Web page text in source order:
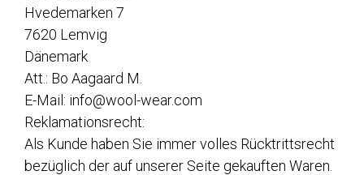
Hvedemarken 7
7620 Lemvig
Dänemark
Att.: Bo Aagaard M.
E-Mail: info@wool-wear.com
Reklamationsrecht:
Als Kunde haben Sie immer volles Rücktrittsrecht
bezüglich der auf unserer Seite gekauften Waren.